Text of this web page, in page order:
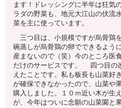
ます！ドレッシングに半年は狂気
ラダの野菜も、地元大江山の伏流
菜を主に使っています。
三つ目は、小規模ですが烏骨鶏
碗蒸しが烏骨鶏の卵でできるよう
産まないので（笑）今のところ医
だけのサービスです。 四つ目の
えたことです。私も板長も山菜好
が確保できなかったので、山菜や
購入しました。１０ｍ近い木が生
が、今年はついに念願の山菜園と